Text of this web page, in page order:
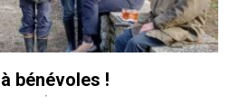
bénévoles !